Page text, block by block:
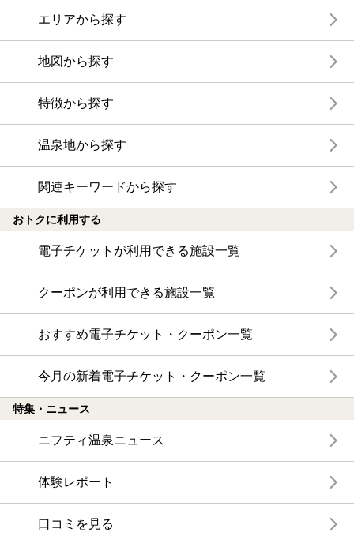
エリアから探す
地図から探す
特徴から探す
温泉地から探す
関連キーワードから探す
おトクに利用する
電子チケットが利用できる施設一覧
クーポンが利用できる施設一覧
おすすめ電子チケット・クーポン一覧
今月の新着電子チケット・クーポン一覧
特集・ニュース
ニフティ温泉ニュース
体験レポート
口コミを見る